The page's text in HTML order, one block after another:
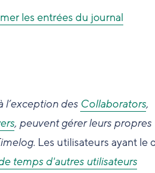
les entrées du journal
l’exception des Collaborators,
, peuvent gérer leurs propres
Les utilisateurs ayant le
temps d'autres utilisateurs